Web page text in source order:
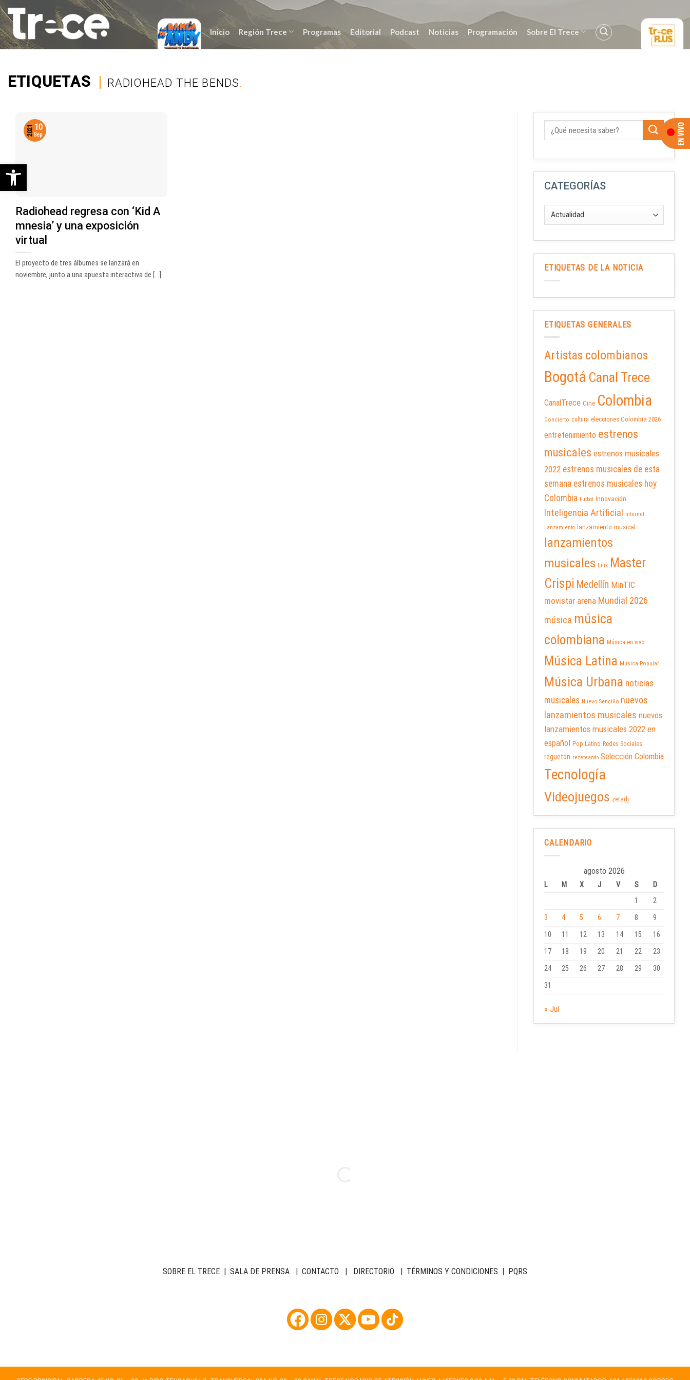
Saltar
al
contenido
Inicio Región Trece Programas Editorial Podcast Noticias Programación Sobre El Trece
ETIQUETAS | RADIOHEAD THE BENDS.
Radiohead regresa con ‘Kid A
mnesia’ y una exposición
virtual
El proyecto de tres álbumes se lanzará en
noviembre, junto a una apuesta interactiva de [...]
10
Sep
2021
CATEGORÍAS
ETIQUETAS DE LA NOTICIA
ETIQUETAS GENERALES
Artistas colombianos
Bogotá Canal Trece
CanalTrece Cine Colombia
Concierto cultura elecciones Colombia 2026
entretenimiento estrenos
musicales estrenos musicales
2022 estrenos musicales de esta
semana estrenos musicales hoy
Colombia Futbol Innovación
Inteligencia Artificial
Internet
Lanzamiento
lanzamiento musical
lanzamientos
musicales Link Master
Crispi Medellín MinTIC
movistar arena Mundial 2026
música música
colombiana Música en vivo
Música Latina Música Popular
Música Urbana noticias
musicales Nuevo Sencillo nuevos
lanzamientos musicales nuevos
lanzamientos musicales 2022 en
español Pop Latino Redes Sociales
reguetón rezeteando Selección Colombia
Tecnología
Videojuegos zetadj
CALENDARIO
agosto 2026
L M X J V S
D
1
2
3
4 5 6 7 8
9
10
11 12 13 14 15
16
17
18 19 20 21 22
23
24
25 26 27 28 29
30
31
« Jul
SOBRE EL TRECE | SALA DE PRENSA | CONTACTO | DIRECTORIO | TÉRMINOS Y CONDICIONES | PQRS
Abrir barra de herramientas